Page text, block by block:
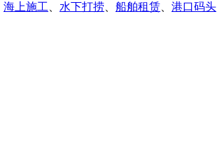
海上施工、 水下打捞、 船舶租赁、 港口码头